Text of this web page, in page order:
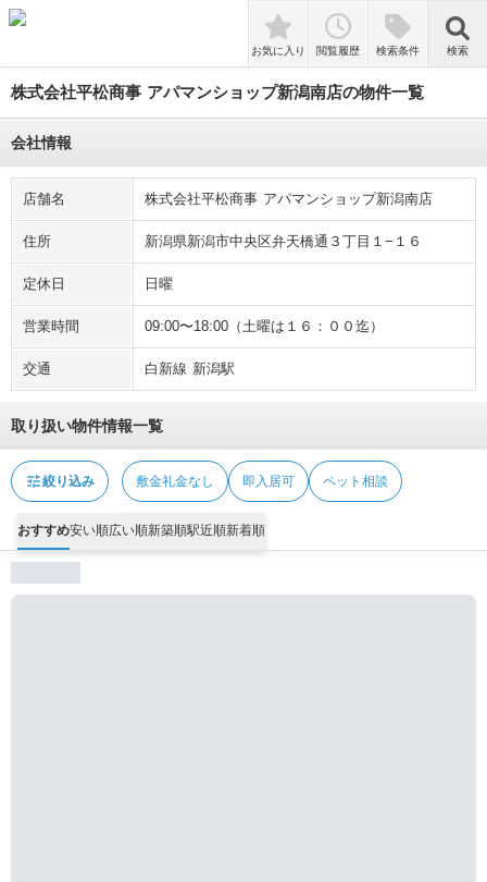
検索
お気に入り 閲覧履歴 検索条件 検索
株式会社平松商事 アパマンショップ新潟南店の物件一覧
会社情報
店舗名 株式会社平松商事 アパマンショップ新潟南店
住所 新潟県新潟市中央区弁天橋通３丁目１−１６
定休日 日曜
営業時間 09:00〜18:00（土曜は１６：００迄）
交通 白新線 新潟駅
取り扱い物件情報一覧
tune絞り込み 敷金礼金なし 即入居可 ペット相談
おすすめ安い順広い順新築順駅近順新着順
tune 即入居可 ペット相談